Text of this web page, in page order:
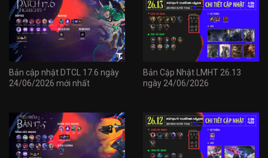
Bản cập nhật DTCL 17.6 ngày
24/06/2026 mới nhất
Bản Cập Nhật LMHT 26.13
ngày 24/06/2026